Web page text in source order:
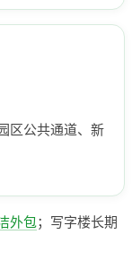
区公共通道、新
外包；写字楼长期